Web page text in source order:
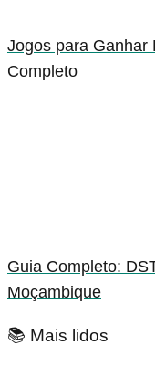
Jogos para Ganhar
Completo
Guia Completo:
Moçambique
📚 Mais lidos